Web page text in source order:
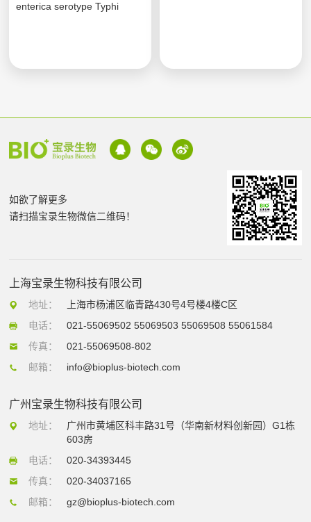
enterica serotype Typhi
如欲了解更多
请扫描宝录生物微信二维码！
上海宝录生物科技有限公司
地址：
上海市杨浦区临青路430号4号楼4楼C区
电话：
021-55069502 55069503 55069508 55061584
传真：
021-55069508-802
邮箱：
info@bioplus-biotech.com
广州宝录生物科技有限公司
地址：
广州市黄埔区科丰路31号（华南新材料创新园）G1栋
603房
电话：
020-34393445
传真：
020-34037165
邮箱：
gz@bioplus-biotech.com